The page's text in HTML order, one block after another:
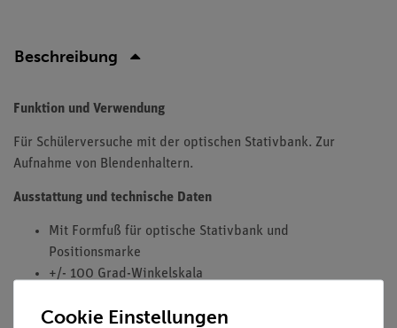
Beschreibung
Funktion und Verwendung
Für Schülerversuche mit der optischen Stativbank. Zur
Aufnahme von Blendenhaltern.
Ausstattung und technische Daten
Mit Formfuß für optische Stativbank und
Positionsmarke
+/- 100 Grad-Winkelskala
Cookie Einstellungen